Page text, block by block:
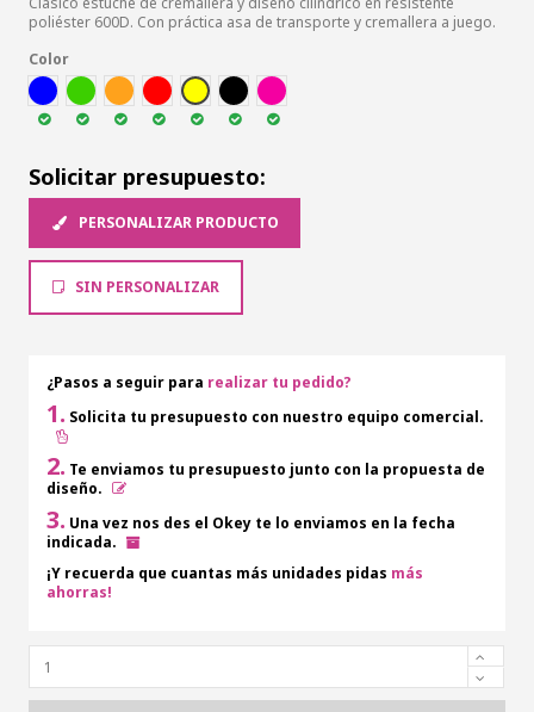
poliéster 600D. Con práctica asa de transporte y cremallera a juego.
Color
AZUL
VER NARA ROJ AMA NEG FUCSI
Solicitar presupuesto:
PERSONALIZAR PRODUCTO
SIN PERSONALIZAR
¿Pasos a seguir para realizar tu pedido?
1. Solicita tu presupuesto con nuestro equipo comercial.
2. Te enviamos tu presupuesto junto con la propuesta de
diseño.
3. Una vez nos des el Okey te lo enviamos en la fecha
indicada.
¡Y recuerda que cuantas más unidades pidas más
ahorras!